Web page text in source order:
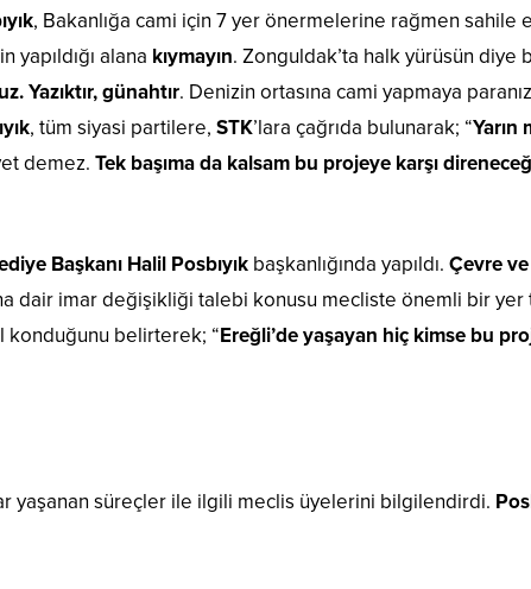
, Bakanlığa cami için 7 yer önermelerine rağmen sahile
yapıldığı alana kıymayın. Zonguldak’ta halk yürüsün diye
Yazıktır, günahtır. Denizin ortasına cami yapmaya
, tüm siyasi partilere, STK’lara çağrıda bulunarak; “Yarın
demez. Tek başıma da kalsam bu projeye karşı
Başkanı Halil Posbıyık başkanlığında yapıldı. Çevre
dair imar değişikliği talebi konusu mecliste önemli bir yer
konduğunu belirterek; “Ereğli’de yaşayan hiç kimse bu
yaşanan süreçler ile ilgili meclis üyelerini bilgilendirdi.